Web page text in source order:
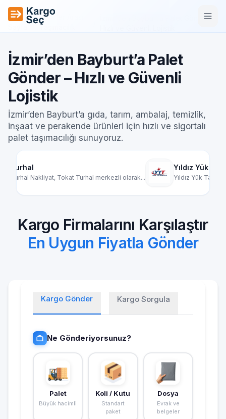
İçeriğe geç
Ana
/
Şehirler Arası
Taşımacılık
İzmir’den Bayburt’a Palet Gönder –
İzmir’den Bayburt’a Palet
Gönder – Hızlı ve Güvenli
Lojistik
İzmir’den Bayburt’a gıda, tarım, ambalaj, temizlik,
inşaat ve perakende ürünleri için hızlı ve sigortalı
palet taşımacılığı sunuyoruz.
olarak... Yıldız Yük Taşımacılık, Türkiye genelinde par...
Kargo Firmalarını Karşılaştır
En Uygun Fiyatla Gönder
Kargo Gönder Kargo Sorgula
Ne Gönderiyorsunuz?
Palet
Büyük hacimli
Koli / Kutu
Standart
paket
Dosya
Evrak ve
belgeler